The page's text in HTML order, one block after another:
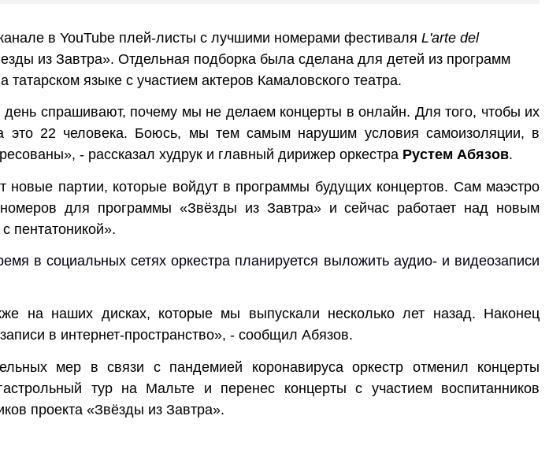
в YouTube плей-листы с лучшими номерами фестиваля L'arte del
из Завтра». Отдельная подборка была сделана для детей из программ
татарском языке с участием актеров Камаловского театра.
спрашивают, почему мы не делаем концерты в онлайн. Для того, чтобы их
а это 22 человека. Боюсь, мы тем самым нарушим условия самоизоляции, в
», - рассказал худрук и главный дирижер оркестра Рустем Абязов.
новые партии, которые войдут в программы будущих концертов. Сам маэстро
для программы «Звёзды из Завтра»и сейчас работает над новым
пентатоникой».
в социальных сетях оркестра планируется выложить аудио- и видеозаписи
на наших дисках, которые мы выпускали несколько лет назад. Наконец
в интернет-пространство», - сообщил Абязов.
мер в связи с пандемией коронавируса оркестр отменил концерты
тур на Мальте и перенес концерты с участием воспитанников
проекта «Звёзды из Завтра».